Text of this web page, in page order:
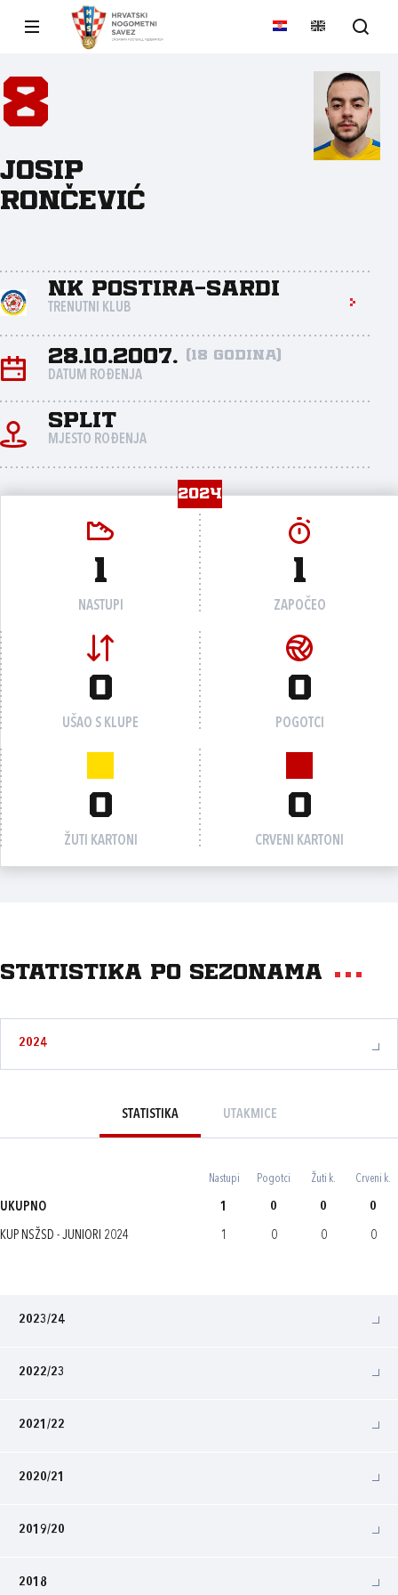
8
Josip
Rončević
NK Postira-Sardi
TRENUTNI KLUB
28.10.2007. (18 godina)
DATUM ROĐENJA
Split
MJESTO ROĐENJA
2024
1
NASTUPI
1
ZAPOČEO
0
UŠAO S KLUPE
0
POGOTCI
0
ŽUTI KARTONI
0
CRVENI KARTONI
Statistika po sezonama
2024
STATISTIKA UTAKMICE
Nastupi Pogotci Žuti k. Crveni k.
UKUPNO 1 0 0 0
KUP NSŽSD - JUNIORI 2024 1 0 0 0
2023/24
2022/23
2021/22
2020/21
2019/20
2018